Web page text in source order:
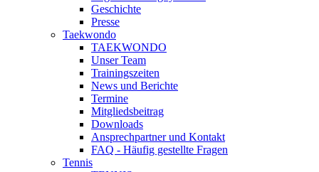
Geschichte
Presse
Taekwondo
TAEKWONDO
Unser Team
Trainingszeiten
News und Berichte
Termine
Mitgliedsbeitrag
Downloads
Ansprechpartner und Kontakt
FAQ - Häufig gestellte Fragen
Tennis